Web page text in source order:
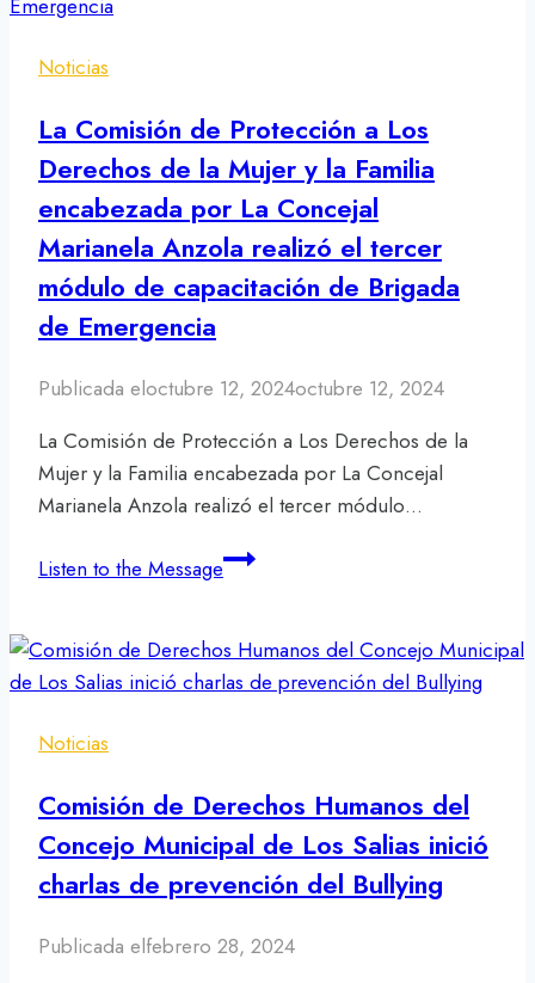
Noticias
La Comisión de Protección a Los
Derechos de la Mujer y la Familia
encabezada por La Concejal
Marianela Anzola realizó el tercer
módulo de capacitación de Brigada
de Emergencia
Publicada eloctubre 12, 2024octubre 12, 2024
La Comisión de Protección a Los Derechos de la
Mujer y la Familia encabezada por La Concejal
Marianela Anzola realizó el tercer módulo…
Listen to the MessageLa
Protección
a
la
Mujer
y
Familia
Noticias
Comisión de Derechos Humanos del
Concejo Municipal de Los Salias inició
charlas de prevención del Bullying
Publicada elfebrero 28, 2024